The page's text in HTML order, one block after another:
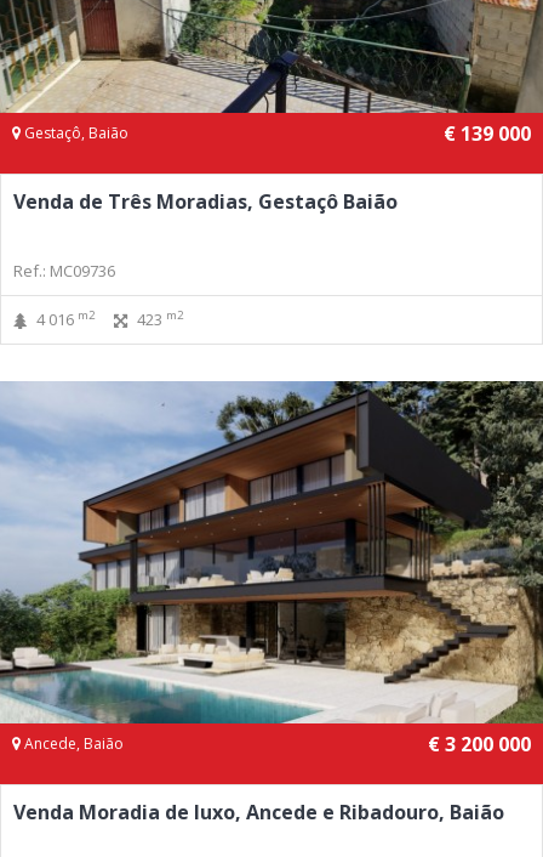
Gestaçô, Baião € 139 000
Venda de Três Moradias, Gestaçô Baião
Ref.: MC09736
4 016 m2 423 m2
Ancede, Baião € 3 200 000
Venda Moradia de luxo, Ancede e Ribadouro, Baião